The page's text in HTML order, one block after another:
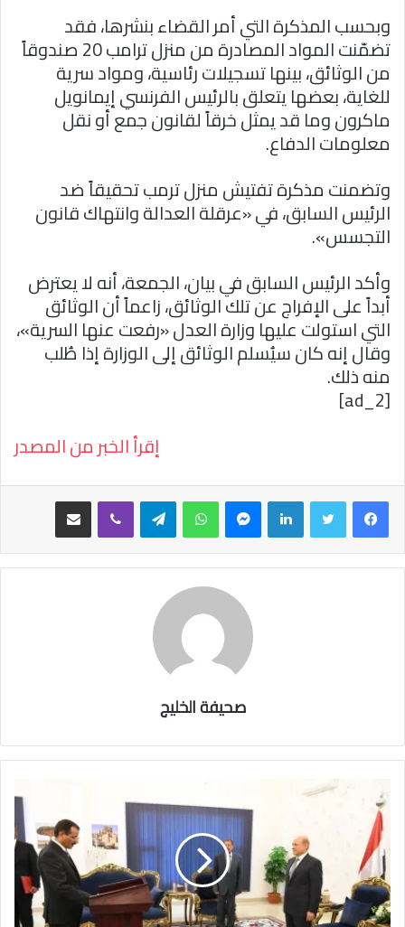
وبحسب المذكرة التي أمر القضاء بنشرها، فقد
تضمّنت المواد المصادرة من منزل ترامب 20 صندوقاً
من الوثائق، بينها تسجيلات رئاسية، ومواد سرية
للغاية، بعضها يتعلق بالرئيس الفرنسي إيمانويل
ماكرون وما قد يمثل خرقاً لقانون جمع أو نقل
معلومات الدفاع.
وتضمنت مذكرة تفتيش منزل ترمب تحقيقاً ضد
الرئيس السابق، في «عرقلة العدالة وانتهاك قانون
التجسس».
وأكد الرئيس السابق في بيان، الجمعة، أنه لا يعترض
أبداً على الإفراج عن تلك الوثائق، زاعماً أن الوثائق
التي استولت عليها وزارة العدل «رفعت عنها السرية»،
وقال إنه كان سيُسلم الوثائق إلى الوزارة إذا طُلب
منه ذلك.
[ad_2]
إقرأ الخبر من المصدر
فيسبوك لينكدإن واتساب تيلقرام
صحيفة الخليج